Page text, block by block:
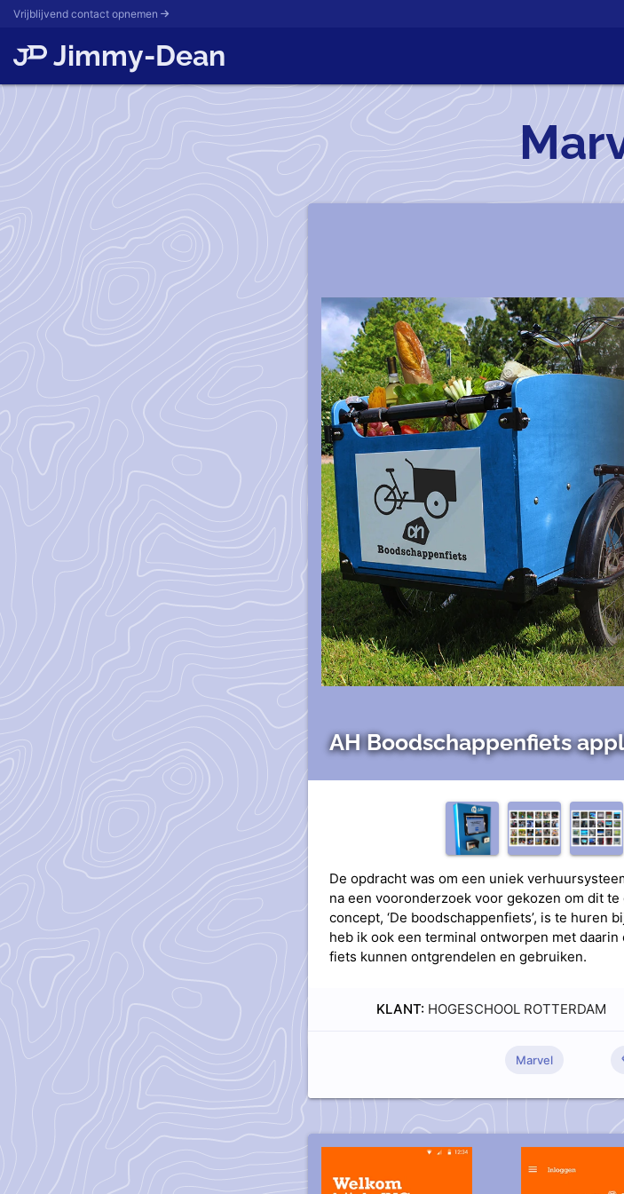
Vrijblijvend contact opnemen
Jimmy-Dean
AH Boodschappenfiets
De opdracht was om een uniek
na een vooronderzoek voor gekozen om dit
concept, ‘De boodschappenfiets’, is te huren
heb ik ook een terminal ontworpen met
fiets kunnen ontgrendelen en gebruiken.
KLANT: HOGESCHOOL ROTTERDAM
Marvel